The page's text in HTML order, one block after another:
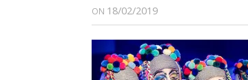
ON 18/02/2019